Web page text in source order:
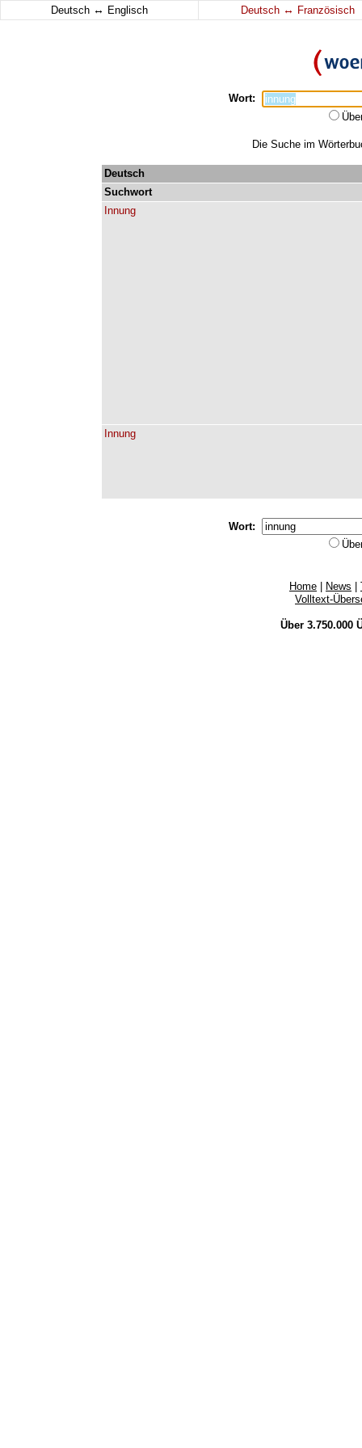
Deutsch ↔ Englisch Deutsch ↔ Französisch
Wort:
Die Suche im
Deutsch
Suchwort
Innung
Innung
Wort:
Home News
Volltext-
Über 3.750.000